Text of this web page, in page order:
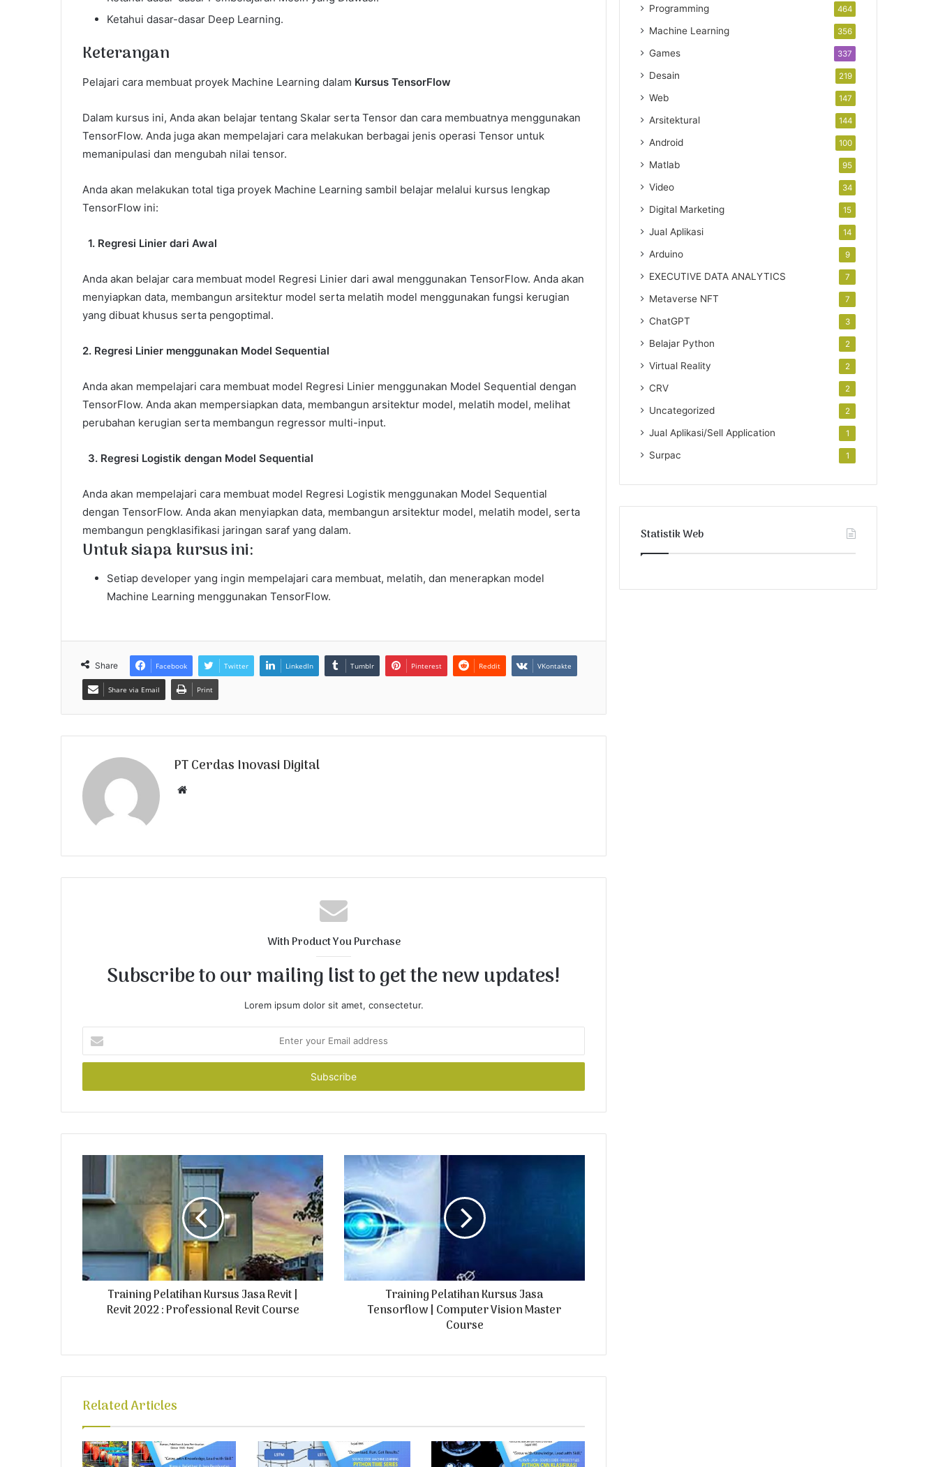
Ketahui dasar-dasar Deep Learning.
Keterangan
Pelajari cara membuat proyek Machine Learning dalam Kursus TensorFlow
Dalam kursus ini, Anda akan belajar tentang Skalar serta Tensor dan cara membuatnya menggunakan
TensorFlow. Anda juga akan mempelajari cara melakukan berbagai jenis operasi Tensor untuk
memanipulasi dan mengubah nilai tensor.
Anda akan melakukan total tiga proyek Machine Learning sambil belajar melalui kursus lengkap
TensorFlow ini:
1. Regresi Linier dari Awal
Anda akan belajar cara membuat model Regresi Linier dari awal menggunakan TensorFlow. Anda akan
menyiapkan data, membangun arsitektur model serta melatih model menggunakan fungsi kerugian
yang dibuat khusus serta pengoptimal.
2. Regresi Linier menggunakan Model Sequential
Anda akan mempelajari cara membuat model Regresi Linier menggunakan Model Sequential dengan
TensorFlow. Anda akan mempersiapkan data, membangun arsitektur model, melatih model, melihat
perubahan kerugian serta membangun regressor multi-input.
3. Regresi Logistik dengan Model Sequential
Anda akan mempelajari cara membuat model Regresi Logistik menggunakan Model Sequential
dengan TensorFlow. Anda akan menyiapkan data, membangun arsitektur model, melatih model, serta
membangun pengklasifikasi jaringan saraf yang dalam.
Untuk siapa kursus ini:
Setiap developer yang ingin mempelajari cara membuat, melatih, dan menerapkan model
Machine Learning menggunakan TensorFlow.
Share Facebook Twitter LinkedIn Tumblr Pinterest Reddit VKontakte
Share via Email Print
PT Cerdas Inovasi Digital
i
With Product You Purchase
Subscribe to our mailing list to get the new updates!
Lorem ipsum dolor sit amet, consectetur.
t
r
u
a
i
d
d
r
Training Pelatihan Kursus Jasa Revit |
Revit 2022 : Professional Revit Course
Training Pelatihan Kursus Jasa
Tensorflow | Computer Vision Master
Course
Related Articles
Programming 464
Machine Learning 356
Games 337
Desain 219
Web 147
Arsitektural 144
Android 100
Matlab 95
Video 34
Digital Marketing 15
Jual Aplikasi 14
Arduino 9
EXECUTIVE DATA ANALYTICS 7
Metaverse NFT 7
ChatGPT 3
Belajar Python 2
Virtual Reality 2
CRV 2
Uncategorized 2
Jual Aplikasi/Sell Application 1
Surpac 1
Statistik Web